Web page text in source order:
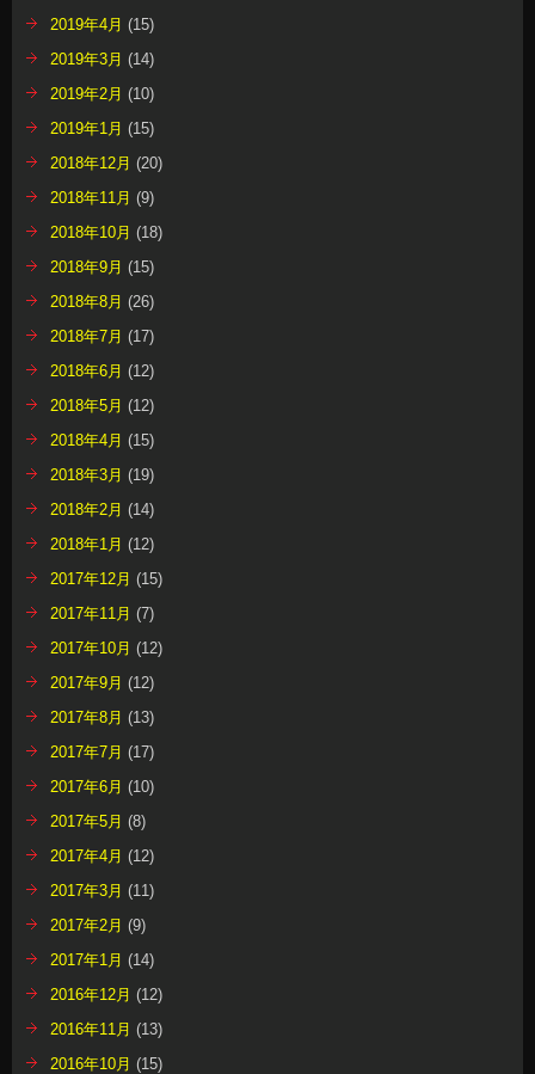
2019年4月 (15)
2019年3月 (14)
2019年2月 (10)
2019年1月 (15)
2018年12月 (20)
2018年11月 (9)
2018年10月 (18)
2018年9月 (15)
2018年8月 (26)
2018年7月 (17)
2018年6月 (12)
2018年5月 (12)
2018年4月 (15)
2018年3月 (19)
2018年2月 (14)
2018年1月 (12)
2017年12月 (15)
2017年11月 (7)
2017年10月 (12)
2017年9月 (12)
2017年8月 (13)
2017年7月 (17)
2017年6月 (10)
2017年5月 (8)
2017年4月 (12)
2017年3月 (11)
2017年2月 (9)
2017年1月 (14)
2016年12月 (12)
2016年11月 (13)
2016年10月 (15)